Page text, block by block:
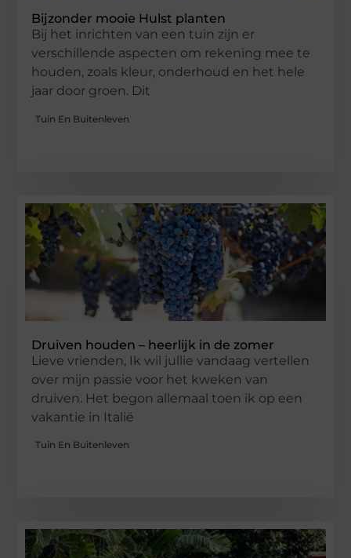
Bijzonder mooie Hulst planten
Bij het inrichten van een tuin zijn er
verschillende aspecten om rekening mee te
houden, zoals kleur, onderhoud en het hele
jaar door groen. Dit
Tuin En Buitenleven
Druiven houden – heerlijk in de zomer
Lieve vrienden, Ik wil jullie vandaag vertellen
over mijn passie voor het kweken van
druiven. Het begon allemaal toen ik op een
vakantie in Italië
Tuin En Buitenleven